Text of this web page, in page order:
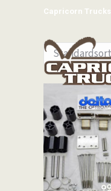
Capricorn Trucks